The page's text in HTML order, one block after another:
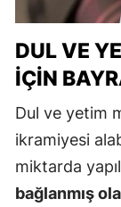
DUL VE
İÇIN
Dul ve yetim
ikramiyesi
miktarda
bağlanmış